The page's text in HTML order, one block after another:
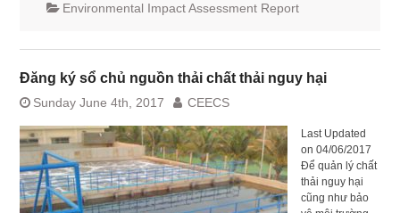
Environmental Impact Assessment Report
Đăng ký sổ chủ nguồn thải chất thải nguy hại
Sunday June 4th, 2017 CEECS
Last Updated
on 04/06/2017
Để quản lý chất
thải nguy hại
cũng như bảo